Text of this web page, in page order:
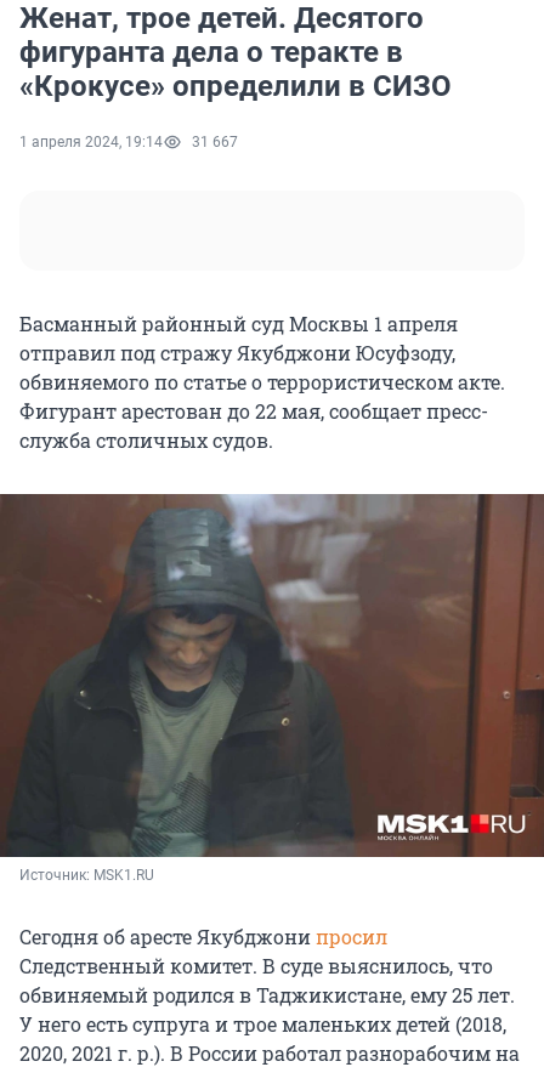
Женат, трое детей. Десятого
фигуранта дела о теракте в
«Крокусе» определили в СИЗО
1 апреля 2024, 19:14 31 667
Басманный районный суд Москвы 1 апреля
отправил под стражу Якубджони Юсуфзоду,
обвиняемого по статье о террористическом акте.
Фигурант арестован до 22 мая, сообщает пресс-
служба столичных судов.
Источник: MSK1.RU
Сегодня об аресте Якубджонипросил
Следственный комитет. В суде выяснилось, что
обвиняемый родился в Таджикистане, ему 25 лет.
У него есть супруга и трое маленьких детей (2018,
2020, 2021 г. р.). В России работал разнорабочим на